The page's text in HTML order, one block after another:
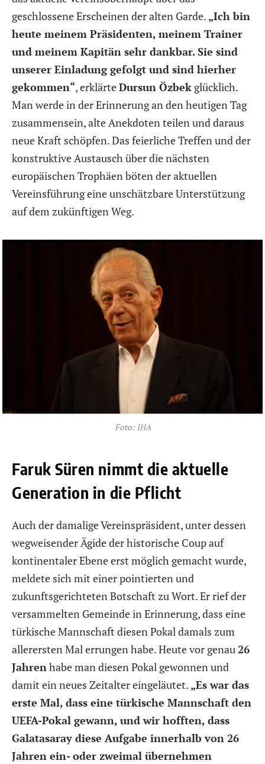
geschlossene Erscheinen der alten Garde. „Ich bin
heute meinem Präsidenten, meinem Trainer
und meinem Kapitän sehr dankbar. Sie sind
unserer Einladung gefolgt und sind hierher
gekommen“, erklärteDursun Özbek glücklich.
Man werde in der Erinnerung an den heutigen Tag
zusammensein, alte Anekdoten teilen und daraus
neue Kraft schöpfen. Das feierliche Treffen und der
konstruktive Austausch über die nächsten
europäischen Trophäen böten der aktuellen
Vereinsführung eine unschätzbare Unterstützung
auf dem zukünftigen Weg.
Foto: IHA
Faruk Süren nimmt die aktuelle
Generation in die Pflicht
Auch der damalige Vereinspräsident, unter dessen
wegweisender Ägide der historische Coup auf
kontinentaler Ebene erst möglich gemacht wurde,
meldete sich mit einer pointierten und
zukunftsgerichteten Botschaft zu Wort. Er rief der
versammelten Gemeinde in Erinnerung, dass eine
türkische Mannschaft diesen Pokal damals zum
allerersten Mal errungen habe. Heute vor genau26
Jahrenhabe man diesen Pokal gewonnen und
damit ein neues Zeitalter eingeläutet. „Es war das
erste Mal, dass eine türkische Mannschaft den
UEFA-Pokal gewann, und wir hofften, dass
Galatasaray diese Aufgabe innerhalb von 26
Jahren ein- oder zweimal übernehmen